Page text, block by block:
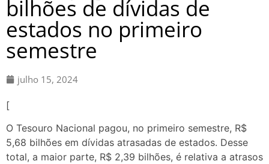
bilhões de dívidas de
estados no primeiro
semestre
julho 15, 2024
[
O Tesouro Nacional pagou, no primeiro semestre, R$
5,68 bilhões em dívidas atrasadas de estados. Desse
total, a maior parte, R$ 2,39 bilhões, é relativa a atrasos